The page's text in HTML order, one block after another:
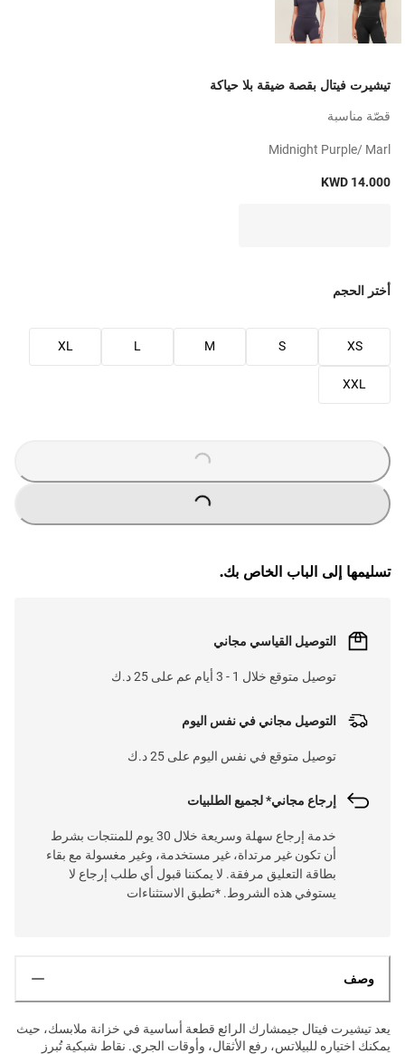
تيشيرت فيتال بقصة ضيقة بلا حياكة
قصّة مناسبة
Midnight Purple/ Marl
KWD 14.000
أختر الحجم
XS
S
M
L
XL
XXL
L
.
L
.
تسليمها إلى الباب الخاص بك.
التوصيل القياسي مجاني
توصيل متوقع خلال 1 - 3 أيام عم على 25 د.ك
التوصيل مجاني في نفس اليوم
توصيل متوقع في نفس اليوم على 25 د.ك
إرجاع مجاني* لجميع الطلبيات
خدمة إرجاع سهلة وسريعة خلال 30 يوم للمنتجات بشرط
أن تكون غير مرتداة، غير مستخدمة، وغير مغسولة مع بقاء
بطاقة التعليق مرفقة. لا يمكننا قبول أي طلب إرجاع لا
يستوفي هذه الشروط. *تطبق الاستثناءات
وصف
يعد تيشيرت فيتال جيمشارك الرائع قطعة أساسية في خزانة ملابسك، حيث
يمكنك اختياره للبيلاتس، رفع الأثقال، وأوقات الجري. نقاط شبكية تُبرز